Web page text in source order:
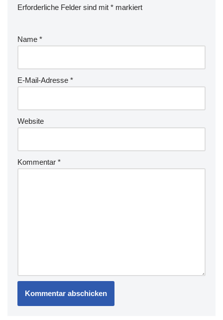
Erforderliche Felder sind mit * markiert
Name *
E-Mail-Adresse *
Website
Kommentar *